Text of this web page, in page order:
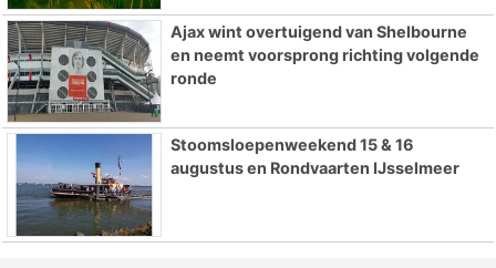
Ajax wint overtuigend van Shelbourne
en neemt voorsprong richting volgende
ronde
Stoomsloepenweekend 15 & 16
augustus en Rondvaarten IJsselmeer